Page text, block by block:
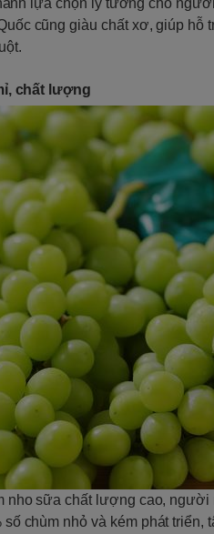
lựa chọn lý tưởng cho
cũng giàu chất xơ, giúp hỗ
chất lượng
nho sữa chất lượng cao, người
chùm nhỏ và kém phát